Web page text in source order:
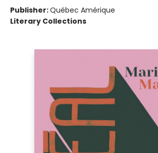
Publisher:Québec Amérique
Literary Collections